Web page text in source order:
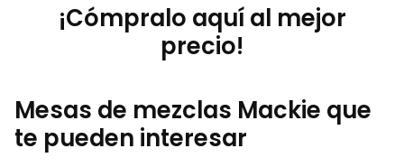
¡Cómpralo aquí al mejor
precio!
Mesas de mezclas Mackie que
te pueden interesar